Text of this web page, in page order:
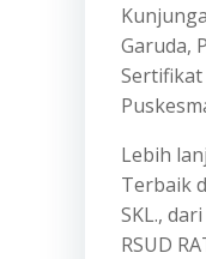
Garuda,
Sertifikat
Lebih
Terbaik
SKL.,
RSUD